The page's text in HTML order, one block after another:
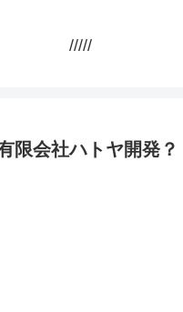
/////
会社ハトヤ開発？